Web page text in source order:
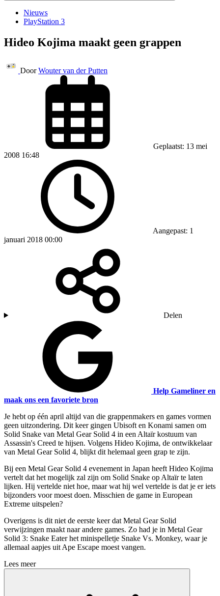
Nieuws
PlayStation 3
Hideo Kojima maakt geen grappen
Door Wouter van der Putten
Geplaatst: 13 mei
2008 16:48
Aangepast: 1
januari 2018 00:00
Delen
Help Gameliner en
maak ons een favoriete bron
Je hebt op één april altijd van die grappenmakers en games vormen
geen uitzondering. Dit keer gingen Ubisoft en Konami samen om
Solid Snake van Metal Gear Solid 4 in een Altaïr kostuum van
Assassin's Creed te hijsen. Volgens Hideo Kojima, de ontwikkelaar
van Metal Gear Solid 4, blijkt dit helemaal geen grap te zijn.
Bij een Metal Gear Solid 4 evenement in Japan heeft Hideo Kojima
vertelt dat het mogelijk zal zijn om Solid Snake op Altaïr te laten
lijken. Hij vertelde niet hoe, maar wat hij wel vertelde is dat je er iets
bijzonders voor moest doen. Misschien de game in European
Extreme uitspelen?
Overigens is dit niet de eerste keer dat Metal Gear Solid
verwijzingen maakt naar andere games. Zo had je in Metal Gear
Solid 3: Snake Eater het minispelletje Snake Vs. Monkey, waar je
allemaal aapjes uit Ape Escape moest vangen.
Lees meer